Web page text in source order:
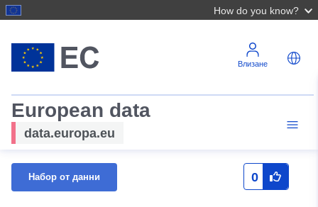
How do you know?
Влизане
European data
data.europa.eu
Набор от данни 0